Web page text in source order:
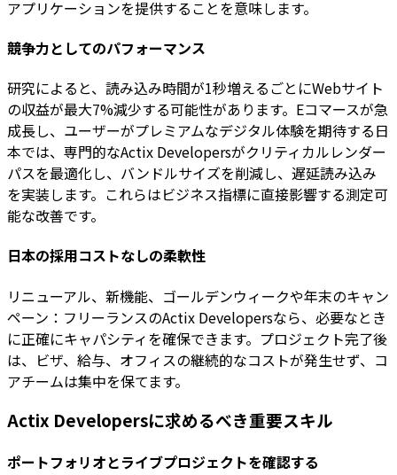
アプリケーションを提供することを意味します。
競争力としてのパフォーマンス
研究によると、読み込み時間が1秒増えるごとにWebサイト
の収益が最大7%減少する可能性があります。Eコマースが急
成長し、ユーザーがプレミアムなデジタル体験を期待する日
本では、専門的なActix Developersがクリティカルレンダー
パスを最適化し、バンドルサイズを削減し、遅延読み込み
を実装します。これらはビジネス指標に直接影響する測定可
能な改善です。
日本の採用コストなしの柔軟性
リニューアル、新機能、ゴールデンウィークや年末のキャン
ペーン：フリーランスのActix Developersなら、必要なとき
に正確にキャパシティを確保できます。プロジェクト完了後
は、ビザ、給与、オフィスの継続的なコストが発生せず、コ
アチームは集中を保てます。
Actix Developersに求めるべき重要スキル
ポートフォリオとライブプロジェクトを確認する